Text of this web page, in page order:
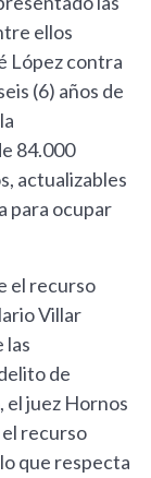
ellos
López contra
(6) años de
84.000
actualizables
para ocupar
el recurso
Villar
las
de
el juez Hornos
recurso
que respecta